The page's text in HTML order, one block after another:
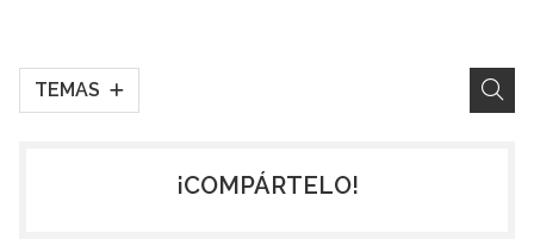
TEMAS
¡COMPÁRTELO!